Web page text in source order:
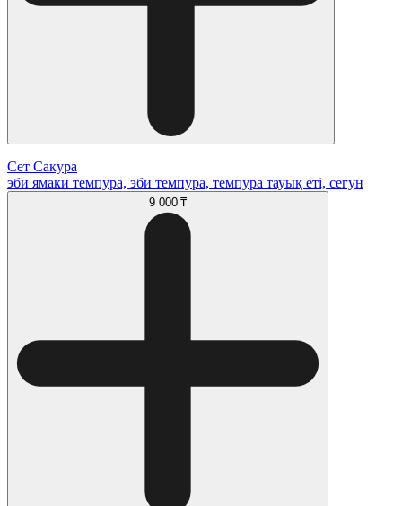
Сет Сакура
эби ямаки темпура, эби темпура, темпура тауық еті, сегун
9 000 ₸